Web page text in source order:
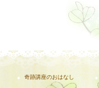
奇跡講座のおはなし